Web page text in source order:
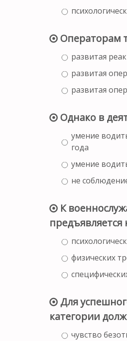
Операторам
развитая
развитая
развитая
Однако в
умение
года
умение
не
К
предъявляется
физических
Для
категории
чувство